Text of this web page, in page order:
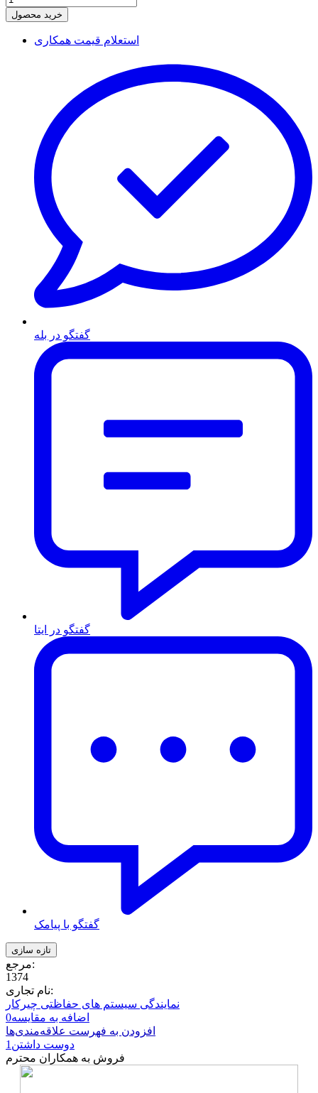
خرید محصول
استعلام قیمت همکاری
گفتگو در بله
گفتگو در ایتا
گفتگو با پیامک
مرجع:
1374
نام تجاری:
نمایندگی سیستم های حفاظتی چیرکار
اضافه به مقایسه0
افزودن به فهرست علاقه‌مندی‌ها
دوست داشتن 1
فروش به همکاران محترم